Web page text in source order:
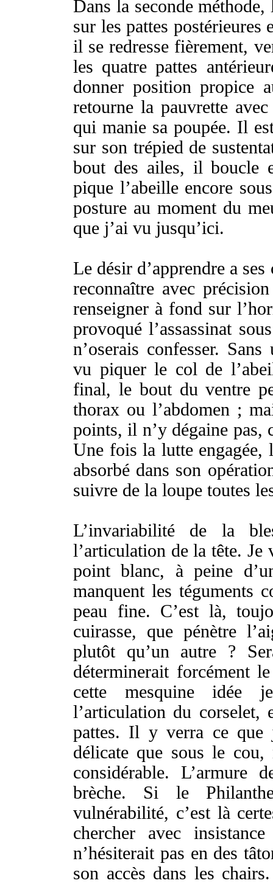
Dans la seconde méthode,
sur lespattes postérieures
il seredresse fièrement,
les quatre pattes
donner position propice
retourne la pauvrette
qui manie sa poupée. Il
sur son trépiedde
boutdes ailes, ilboucle
pique l’abeilleencore
posture au momentdu
que j’ai vu jusqu’ici.
Le désir d’apprendre a ses
reconnaître avecprécision
renseigner à fond sur l’
provoqué l’assassinat
n’oserais confesser.
vu piquerle colde l’
final, le boutduventre
thorax ou l’abdomen;
points, il n’y dégaine pas,
Une fois la lutte engagée,
absorbé dans son
suivre de la loupe toutes
L’invariabilité de la
l’articulation de latête. Je
point blanc, àpeine
manquentlestéguments
peau fine. C’est là,
cuirasse, que pénètre l’
plutôtqu’un autre ?
déterminerait forcément
cette mesquine idée
l’articulation du corselet,
pattes. Il yverra ce
délicate que sous le cou,
considérable. L’armure
brèche. Si le
vulnérabilité, c’est là
chercher avecinsistance
n’hésiteraitpas en des
son accès dans les chairs